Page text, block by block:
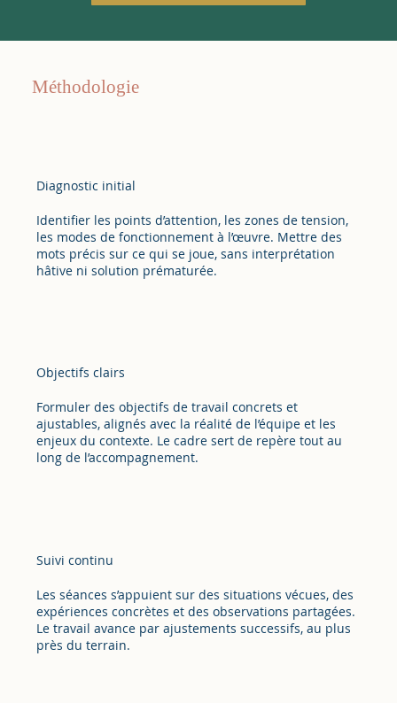
Méthodologie
Diagnostic initial
Identifier les points d’attention, les zones de tension,
les modes de fonctionnement à l’œuvre. Mettre des
mots précis sur ce qui se joue, sans interprétation
hâtive ni solution prématurée.
Objectifs clairs
Formuler des objectifs de travail concrets et
ajustables, alignés avec la réalité de l’équipe et les
enjeux du contexte. Le cadre sert de repère tout au
long de l’accompagnement.
Suivi continu
Les séances s’appuient sur des situations vécues, des
expériences concrètes et des observations partagées.
Le travail avance par ajustements successifs, au plus
près du terrain.